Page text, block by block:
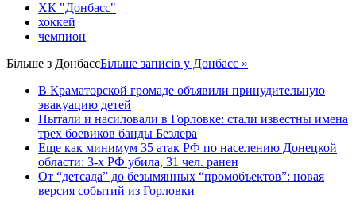
ХК "Донбасс"
хоккей
чемпион
Більше з ДонбассБільше записів у Донбасс »
В Краматорской громаде объявили принудительную
эвакуацию детей
Пытали и насиловали в Горловке: стали известны имена
трех боевиков банды Безлера
Еще как минимум 35 атак РФ по населению Донецкой
области: 3-х РФ убила, 31 чел. ранен
От “детсада” до безымянных “промобъектов”: новая
версия событий из Горловки